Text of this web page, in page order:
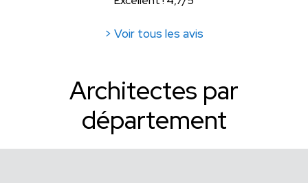
> Voir tous les avis
Architectes par
département